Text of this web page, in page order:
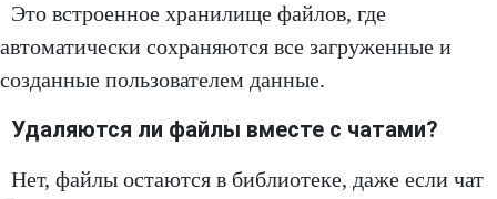
Это встроенное хранилище файлов, где
автоматически сохраняются все загруженные и
созданные пользователем данные.
Удаляются ли файлы вместе с чатами?
Нет, файлы остаются в библиотеке, даже если чат